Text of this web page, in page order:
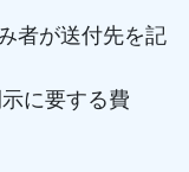
者が送付先を記
に要する費